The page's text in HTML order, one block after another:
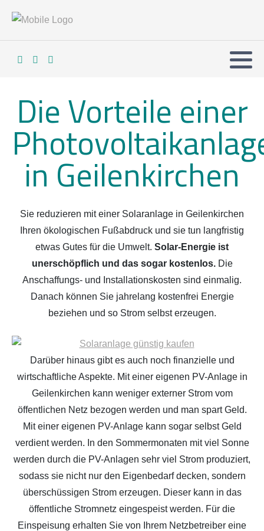
Die Vorteile einer
in Geilenkirchen
Sie reduzieren mit einer Solaranlage in Geilenkirchen
Ihren ökologischen Fußabdruck und sie tun langfristig
etwas Gutes für die Umwelt. Solar-Energie ist
unerschöpflich und das sogar kostenlos.Die
Anschaffungs- und Installationskosten sind einmalig.
Danach können Sie jahrelang kostenfrei Energie
beziehen und so Strom selbst erzeugen.
Darüber hinaus gibt es auch noch finanzielle und
wirtschaftliche Aspekte. Mit einer eigenen PV-Anlage in
Geilenkirchen kann weniger externer Strom vom
öffentlichen Netz bezogen werden und man spart Geld.
Mit einer eigenen PV-Anlage kann sogar selbst Geld
verdient werden. In den Sommermonaten mit viel Sonne
werden durch die PV-Anlagen sehr viel Strom produziert,
sodass sie nicht nur den Eigenbedarf decken, sondern
überschüssigen Strom erzeugen. Dieser kann in das
öffentliche Stromnetz eingespeist werden. Für die
Einspeisung erhalten Sie von Ihrem Netzbetreiber eine